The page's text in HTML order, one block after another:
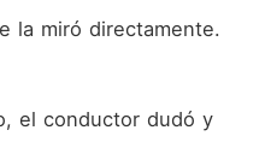
la miró directamente.
el conductor dudó y